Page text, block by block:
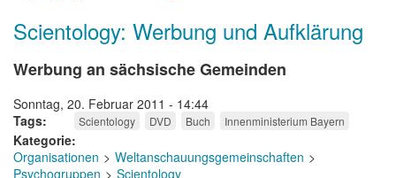
Scientology: Werbung und Aufklärung
Werbung an sächsische Gemeinden
Sonntag, 20. Februar 2011 - 14:44
Tags
Scientology DVD Buch Innenministerium Bayern
Kategorie
Organisationen
Weltanschauungsgemeinschaften
Psychogruppen
Scientology